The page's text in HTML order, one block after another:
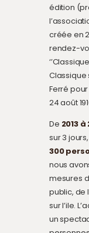
édition
créée en
rendez-
Classique
Ferré
24 août
De 2013
sur 3 jours,
300
nous
mesures
public, de
sur l’ile.
un